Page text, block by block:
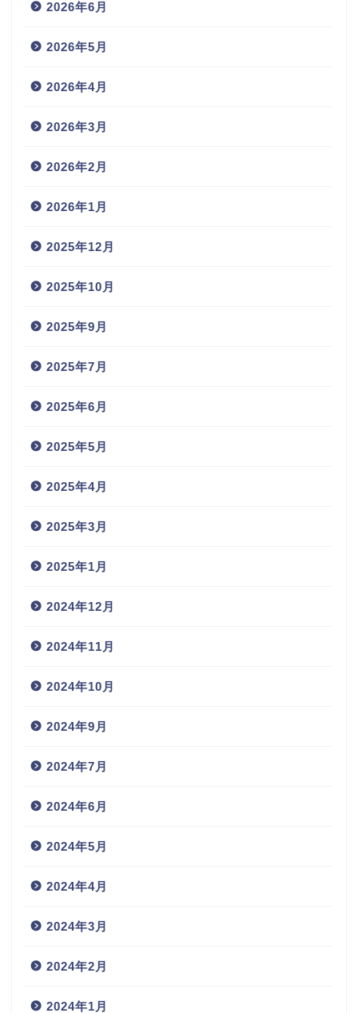
2026年6月
2026年5月
2026年4月
2026年3月
2026年2月
2026年1月
2025年12月
2025年10月
2025年9月
2025年7月
2025年6月
2025年5月
2025年4月
2025年3月
2025年1月
2024年12月
2024年11月
2024年10月
2024年9月
2024年7月
2024年6月
2024年5月
2024年4月
2024年3月
2024年2月
2024年1月